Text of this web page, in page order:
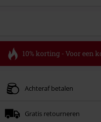
10% korting - Voor een
Geldig t/m 11-08-2026
Zodra je de code hebt ingevoerd,
Achteraf betalen
Gratis retourneren